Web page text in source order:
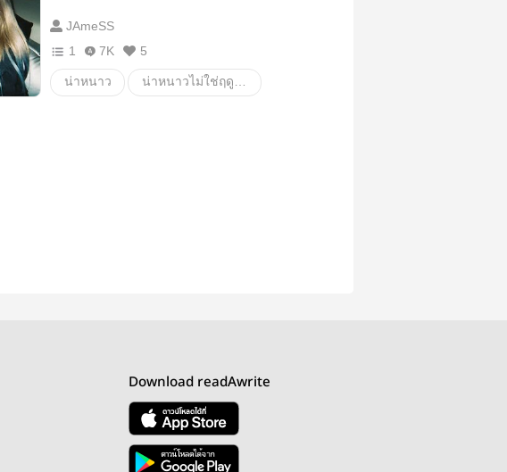
JAmeSS
1
7K 5
น่าหนาว
Download readAwrite